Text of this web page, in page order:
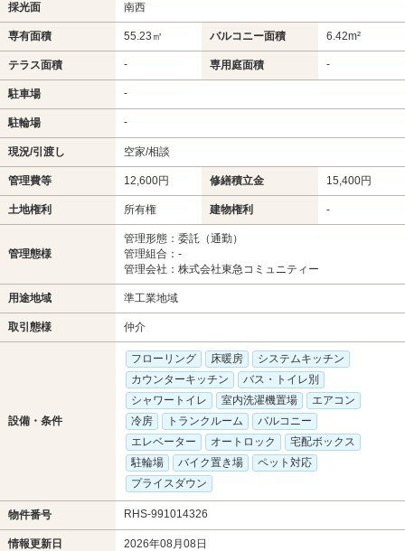
採光面 南西
専有面積 55.23㎡ バルコニー面積 6.42m²
テラス面積 - 専用庭面積 -
駐車場 -
駐輪場 -
現況/引渡し 空家/相談
管理費等 12,600円 修繕積立金 15,400円
土地権利 所有権 建物権利 -
管理態様
管理形態：委託（通勤）
管理組合：-
管理会社：株式会社東急コミュニティー
用途地域 準工業地域
取引態様 仲介
設備・条件
フローリング 床暖房
システムキッチン
カウンターキッチン
バス・トイレ別
シャワートイレ
室内洗濯機置場
エアコン
冷房
トランクルーム
バルコニー
エレベーター
オートロック
宅配ボックス
駐輪場
バイク置き場
ペット対応
プライスダウン
物件番号 RHS-991014326
情報更新日 2026年08月08日